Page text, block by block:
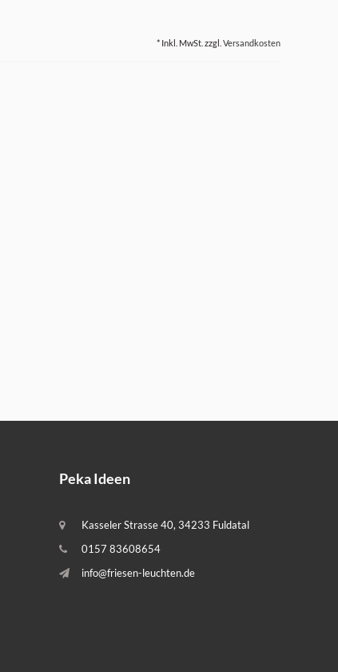
* Inkl. MwSt. zzgl. Versandkosten
Peka Ideen
Kasseler Strasse 40, 34233 Fuldatal
0157 83608654
info@friesen-leuchten.de